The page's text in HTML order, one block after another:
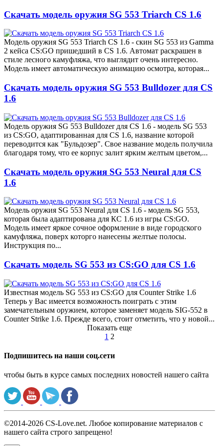
Скачать модель оружия SG 553 Triarch CS 1.6
Модель оружия SG 553 Triarch CS 1.6 - скин SG 553 из Gamma
2 кейса CS:GO пришедший в CS 1.6. Автомат раскрашен в
стиле лесного камуфляжа, что выглядит очень интересно.
Модель имеет автоматическую анимацию осмотра, которая...
Скачать модель оружия SG 553 Bulldozer для CS
1.6
Модель оружия SG 553 Bulldozer для CS 1.6 - модель SG 553
из CS:GO, адаптированная для CS 1.6, название которой
переводится как "Бульдозер". Свое название модель получила
благодаря тому, что ее корпус залит ярким желтым цветом,...
Скачать модель оружия SG 553 Neural для CS
1.6
Модель оружия SG 553 Neural для CS 1.6 - модель SG 553,
которая была адаптирована для КС 1.6 из игры CS:GO.
Модель имеет яркое сочное оформление в виде городского
камуфляжа, поверх которго нанесены желтые полосы.
Инструкция по...
Скачать модель SG 553 из CS:GO для CS 1.6
Известная модель SG 553 из CS:GO для Counter Strike 1.6
Теперь у Вас имеется возможность поиграть с этим
замечательным оружием, которое заменяет модель SIG-552 в
Counter Strike 1.6. Прежде всего, стоит отметить, что у новой...
Показать еще
1 2
Подпишитесь на наши соц.сети
чтобы быть в курсе самых последних новостей нашего сайта
©2014-2026 CS-Love.net. Любое копирование материалов с
нашего сайта строго запрещено!